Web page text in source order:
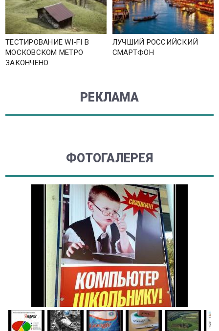
ТЕСТИРОВАНИЕ WI-FI В
МОСКОВСКОМ МЕТРО
ЗАКОНЧЕНО
ЛУЧШИЙ РОССИЙСКИЙ
СМАРТФОН
РЕКЛАМА
ФОТОГАЛЕРЕЯ